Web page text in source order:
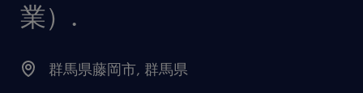
業） .
群馬県藤岡市, 群馬県